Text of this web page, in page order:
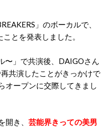
」のボーカルで、
ことを発表しました。
〜 」で共演後、 DAIGOさん
共演したことがきっかけで
オープンに交際してきまし
開き、 芸能界きっての美男